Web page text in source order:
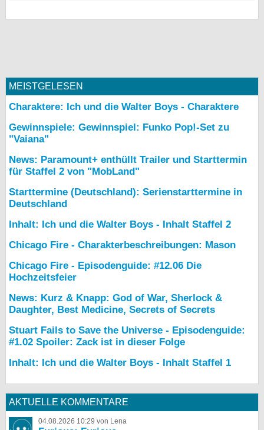
MEISTGELESEN
Charaktere: Ich und die Walter Boys - Charaktere
Gewinnspiele: Gewinnspiel: Funko Pop!-Set zu
"Vaiana"
News: Paramount+ enthüllt Trailer und Starttermin
für Staffel 2 von "MobLand"
Starttermine (Deutschland): Serienstarttermine in
Deutschland
Inhalt: Ich und die Walter Boys - Inhalt Staffel 2
Chicago Fire - Charakterbeschreibungen: Mason
Chicago Fire - Episodenguide: #12.06 Die
Hochzeitsfeier
News: Kurz & Knapp: God of War, Sherlock &
Daughter, Best Medicine, Secrets of Secrets
Stuart Fails to Save the Universe - Episodenguide:
#1.02 Spoiler: Zack ist in dieser Folge
Inhalt: Ich und die Walter Boys - Inhalt Staffel 1
AKTUELLE KOMMENTARE
04.08.2026 10:29 von Lena